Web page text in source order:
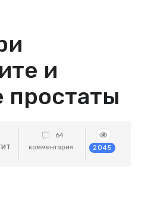
и
простаты
64
комментария
2045